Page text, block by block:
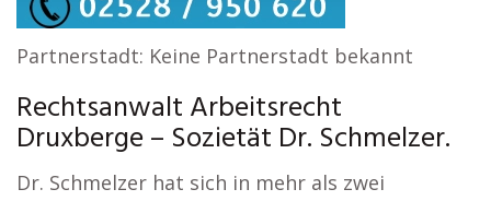
Partnerstadt: Keine Partnerstadt bekannt
Rechtsanwalt Arbeitsrecht
Druxberge – Sozietät Dr. Schmelzer.
Dr. Schmelzer hat sich in mehr als zwei